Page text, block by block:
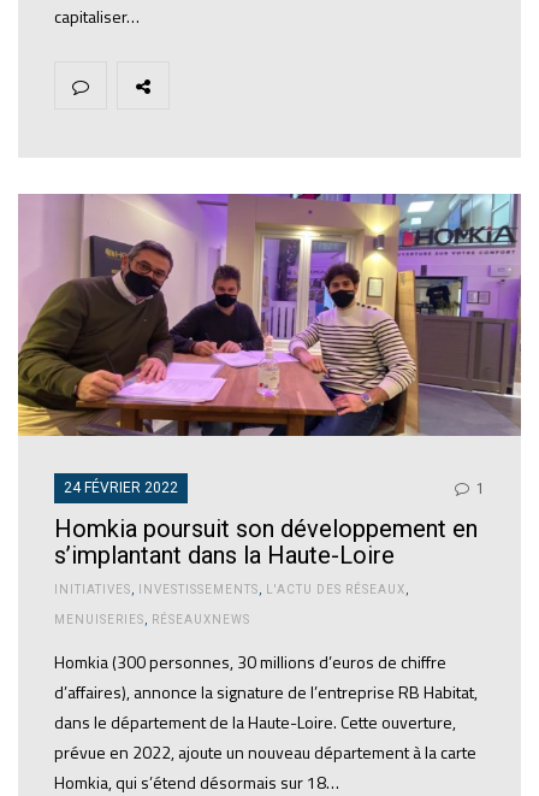
capitaliser…
24 FÉVRIER 2022 1
Homkia poursuit son développement en
s’implantant dans la Haute-Loire
INITIATIVES INVESTISSEMENTS L'ACTU DES RÉSEAUX
MENUISERIES RÉSEAUXNEWS
Homkia (300 personnes, 30 millions d’euros de chiffre
d’affaires), annonce la signature de l’entreprise RB Habitat,
dans le département de la Haute-Loire. Cette ouverture,
prévue en 2022, ajoute un nouveau département à la carte
Homkia, qui s’étend désormais sur 18…